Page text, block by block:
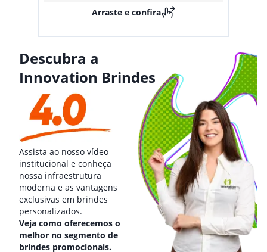
Arraste e confira
Descubra a
Innovation Brindes
Assista ao nosso vídeo
institucional e conheça
nossa infraestrutura
moderna e as vantagens
exclusivas em brindes
personalizados.
Veja como oferecemos o
melhor no segmento de
brindes promocionais.